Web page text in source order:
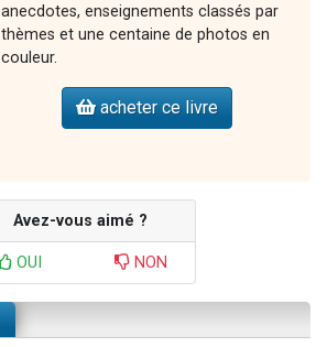
anecdotes, enseignements classés par
thèmes et une centaine de photos en
couleur.
acheter ce livre
Avez-vous aimé ?
OUI NON